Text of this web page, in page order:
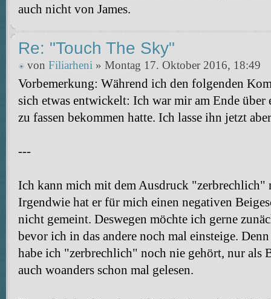
auch nicht von James.
Re: "Touch The Sky"
von Filiarheni » Montag 17. Oktober 2016, 18:49
Vorbemerkung: Während ich den folgenden
sich etwas entwickelt: Ich war mir am Ende
zu fassen bekommen hatte. Ich lasse ihn jetzt
---
Ich kann mich mit dem Ausdruck "zerbrechlich"
Irgendwie hat er für mich einen negativen
nicht gemeint. Deswegen möchte ich gerne
bevor ich in das andere noch mal einsteige.
habe ich "zerbrechlich" noch nie gehört, nur als
auch woanders schon mal gelesen.